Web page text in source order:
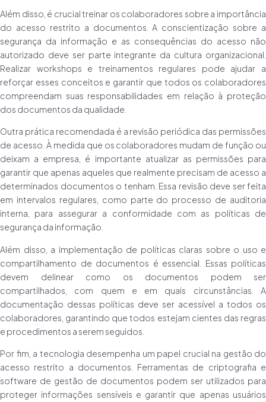
Além disso, é crucial treinar os colaboradores sobre a importância
do acesso restrito a documentos. A conscientização sobre a
segurança da informação e as consequências do acesso não
autorizado deve ser parte integrante da cultura organizacional.
Realizar workshops e treinamentos regulares pode ajudar a
reforçar esses conceitos e garantir que todos os colaboradores
compreendam suas responsabilidades em relação à proteção
dos documentos da qualidade.
Outra prática recomendada é a revisão periódica das permissões
de acesso. À medida que os colaboradores mudam de função ou
deixam a empresa, é importante atualizar as permissões para
garantir que apenas aqueles que realmente precisam de acesso a
determinados documentos o tenham. Essa revisão deve ser feita
em intervalos regulares, como parte do processo de auditoria
interna, para assegurar a conformidade com as políticas de
segurança da informação.
Além disso, a implementação de políticas claras sobre o uso e
compartilhamento de documentos é essencial. Essas políticas
devem delinear como os documentos podem ser
compartilhados, com quem e em quais circunstâncias. A
documentação dessas políticas deve ser acessível a todos os
colaboradores, garantindo que todos estejam cientes das regras
e procedimentos a serem seguidos.
Por fim, a tecnologia desempenha um papel crucial na gestão do
acesso restrito a documentos. Ferramentas de criptografia e
software de gestão de documentos podem ser utilizados para
proteger informações sensíveis e garantir que apenas usuários